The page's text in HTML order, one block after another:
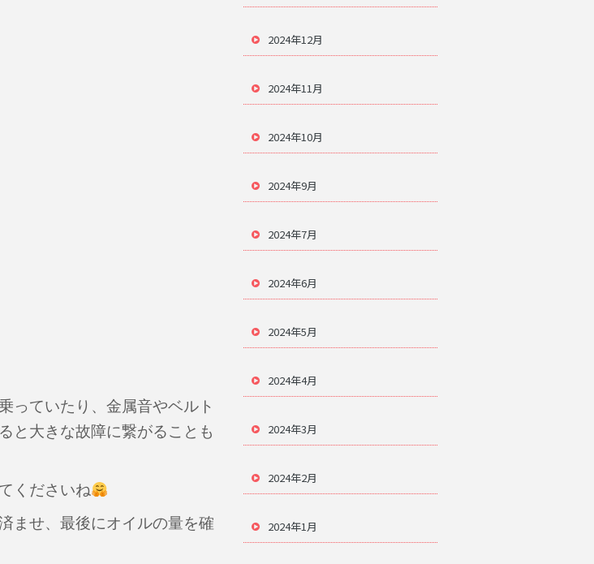
っていたり、金属音やベルト
と大きな故障に繋がることも
くださいね
ませ、最後にオイルの量を確
2024年12月
2024年11月
2024年10月
2024年9月
2024年7月
2024年6月
2024年5月
2024年4月
2024年3月
2024年2月
2024年1月